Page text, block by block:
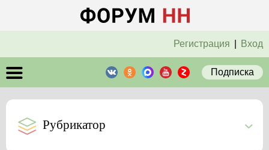
Регистрация Вход
Подписка
Рубрикатор